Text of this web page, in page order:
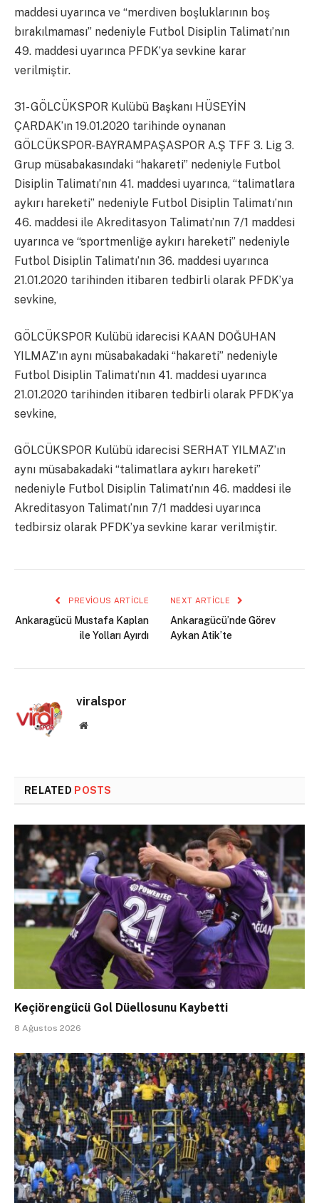
maddesi uyarınca ve “merdiven boşluklarının boş
bırakılmaması” nedeniyle Futbol Disiplin Talimatı’nın
49. maddesi uyarınca PFDK’ya sevkine karar
verilmiştir.
31- GÖLCÜKSPOR Kulübü Başkanı HÜSEYİN
ÇARDAK’ın 19.01.2020 tarihinde oynanan
GÖLCÜKSPOR-BAYRAMPAŞASPOR A.Ş TFF 3. Lig 3.
Grup müsabakasındaki “hakareti” nedeniyle Futbol
Disiplin Talimatı’nın 41. maddesi uyarınca, “talimatlara
aykırı hareketi” nedeniyle Futbol Disiplin Talimatı’nın
46. maddesi ile Akreditasyon Talimatı’nın 7/1 maddesi
uyarınca ve “sportmenliğe aykırı hareketi” nedeniyle
Futbol Disiplin Talimatı’nın 36. maddesi uyarınca
21.01.2020 tarihinden itibaren tedbirli olarak PFDK’ya
sevkine,
GÖLCÜKSPOR Kulübü idarecisi KAAN DOĞUHAN
YILMAZ’ın aynı müsabakadaki “hakareti” nedeniyle
Futbol Disiplin Talimatı’nın 41. maddesi uyarınca
21.01.2020 tarihinden itibaren tedbirli olarak PFDK’ya
sevkine,
GÖLCÜKSPOR Kulübü idarecisi SERHAT YILMAZ’ın
aynı müsabakadaki “talimatlara aykırı hareketi”
nedeniyle Futbol Disiplin Talimatı’nın 46. maddesi ile
Akreditasyon Talimatı’nın 7/1 maddesi uyarınca
tedbirsiz olarak PFDK’ya sevkine karar verilmiştir.
PREVIOUS ARTICLE
Ankaragücü Mustafa Kaplan
ile Yolları Ayırdı
NEXT ARTICLE
Ankaragücü’nde Görev
Aykan Atik’te
viralspor
Website
RELATED POSTS
Keçiörengücü Gol Düellosunu Kaybetti
8 Ağustos 2026